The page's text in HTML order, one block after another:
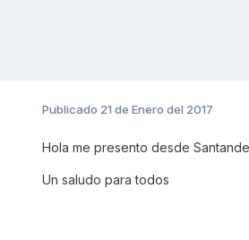
Publicado 21 de Enero del 2017
Hola me presento desde
Un saludo para todos